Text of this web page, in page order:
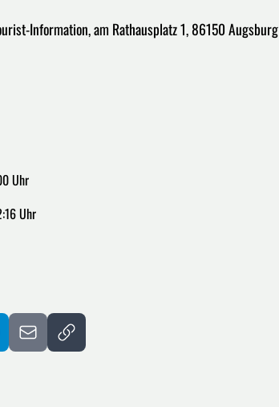
Information, am Rathausplatz 1, 86150 Augsburg
Uhr
Uhr